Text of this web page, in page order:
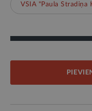
VSIA "Paula Stradiņa